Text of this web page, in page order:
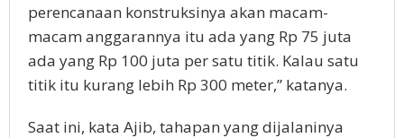
perencanaan konstruksinya akan macam-
macam anggarannya itu ada yang Rp 75 juta
ada yang Rp 100 juta per satu titik. Kalau satu
titik itu kurang lebih Rp 300 meter,” katanya.
Saat ini, kata Ajib, tahapan yang dijalaninya